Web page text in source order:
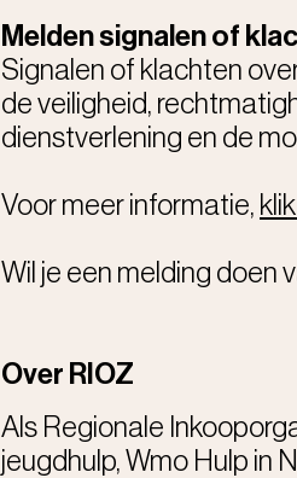
Melden signalen of
Signalen of klachten
de veiligheid,
dienstverlening en de
Voor meer informatie,
Wil je een melding doen
Over RIOZ
Als Regionale
jeugdhulp, Wmo Hulp in